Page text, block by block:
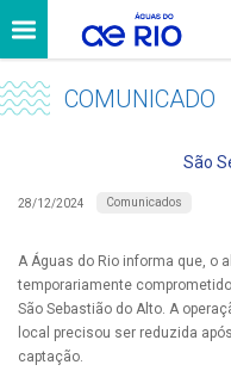
COMUNICADO
São
28/12/2024 Comunicados
A Águas do Rio informa que, o
temporariamente
São Sebastião do Alto. A
local precisou ser reduzida
captação.